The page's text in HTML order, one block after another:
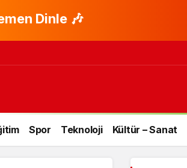
Dinle 🎶
Spor Teknoloji Kültür – Sanat